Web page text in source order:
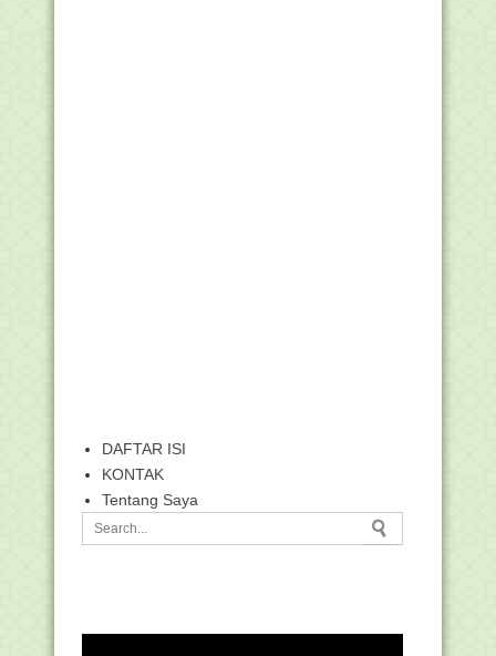
DAFTAR ISI
KONTAK
Tentang Saya